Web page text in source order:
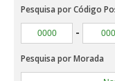
Pesquisa por Código
-
Pesquisa por Morada